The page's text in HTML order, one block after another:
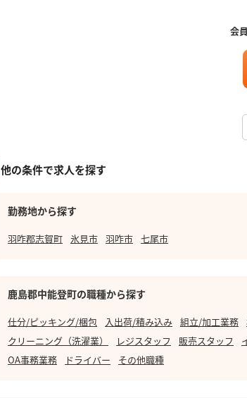
会
他の条件で求人を探す
勤務地から探す
羽咋郡志賀町 氷見市 羽咋市 七尾市
鹿島郡中能登町の職種から探す
仕分/ピッキング/梱包 入出荷/積み込み 組立/加工業務
クリーニング（洗濯業）
レジスタッフ 販売スタッフ
OA事務業務
ドライバー その他職種